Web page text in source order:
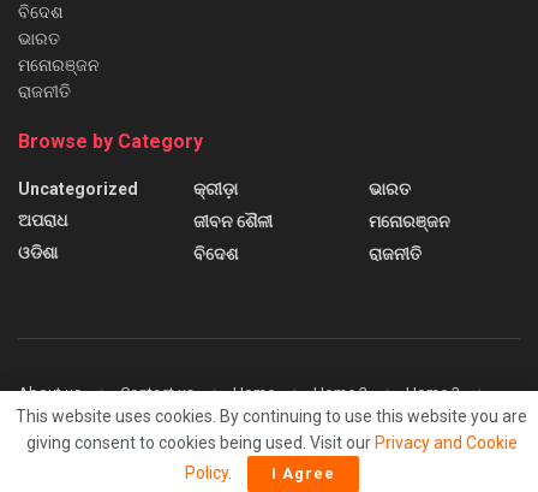
ବିଦେଶ
ଭାରତ
ମନୋରଞ୍ଜନ
ରାଜନୀତି
Browse by Category
Uncategorized
ଅପରାଧ
ଓଡିଶା
କ୍ରୀଡ଼ା
ଜୀବନ ଶୈଳୀ
ବିଦେଶ
ଭାରତ
ମନୋରଞ୍ଜନ
ରାଜନୀତି
About us Contact us Home Home 2
Home 3
Home 4
Home 5 Home 6 Sample Page
This website uses cookies. By continuing to use this website you are
giving consent to cookies being used. Visit our Privacy and Cookie
Policy. I Agree